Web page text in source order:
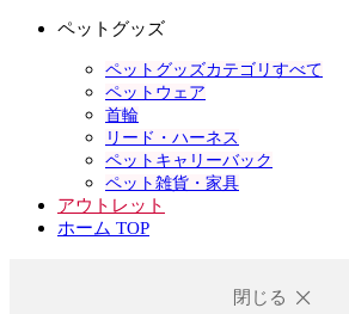
ペットグッズ
ペットグッズカテゴリすべて
ペットウェア
首輪
リード・ハーネス
ペットキャリーバック
ペット雑貨・家具
アウトレット
ホーム TOP
閉じる